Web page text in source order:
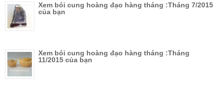
Xem bói cung hoàng đạo hàng tháng :Tháng 7/2015
của bạn
Xem bói cung hoàng đạo hàng tháng :Tháng
11/2015 của bạn